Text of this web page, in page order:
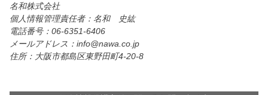
名和株式会社
個人情報管理責任者：名和 史紘
電話番号：06-6351-6406
メールアドレス：info@nawa.co.jp
住所：大阪市都島区東野田町4-20-8